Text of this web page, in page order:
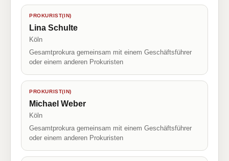
PROKURIST(IN)
Lina Schulte
Köln
Gesamtprokura gemeinsam mit einem Geschäftsführer
oder einem anderen Prokuristen
PROKURIST(IN)
Michael Weber
Köln
Gesamtprokura gemeinsam mit einem Geschäftsführer
oder einem anderen Prokuristen